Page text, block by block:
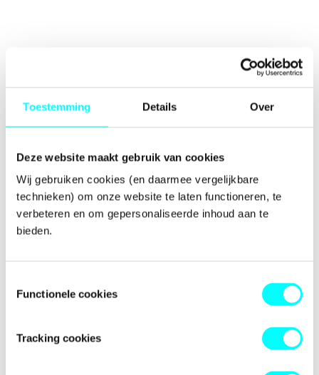
Toestemming Details Over
Deze website maakt gebruik van cookies
Wij gebruiken cookies (en daarmee vergelijkbare
technieken) om onze website te laten functioneren, te
verbeteren en om gepersonaliseerde inhoud aan te
bieden.
Functionele cookies
Tracking cookies
-side exception has occurred while
browser consolefor